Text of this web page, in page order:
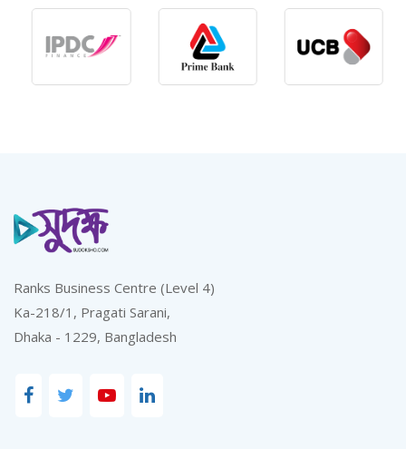
Ranks Business Centre (Level 4)
Ka-218/1, Pragati Sarani,
Dhaka - 1229, Bangladesh